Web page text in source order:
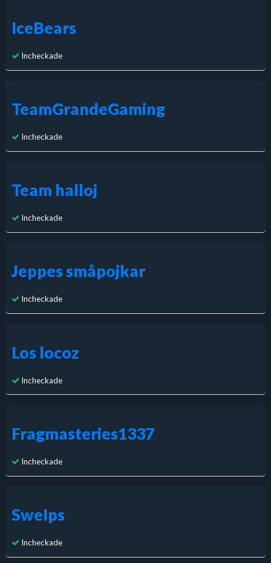
IceBears
Incheckade
TeamGrandeGaming
Incheckade
Team halloj
Incheckade
Jeppes småpojkar
Incheckade
Los locoz
Incheckade
Fragmasteries1337
Incheckade
SweIps
Incheckade